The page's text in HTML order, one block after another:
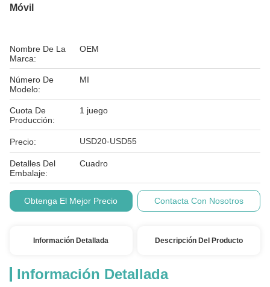
Móvil
Nombre De La
Marca:
OEM
Número De
Modelo:
MI
Cuota De
Producción:
1 juego
Precio: USD20-USD55
Detalles Del
Embalaje:
Cuadro
Condiciones De
Pago:Obtenga El Mejor Precio Contacta Con Nosotros
Información Detallada Descripción Del Producto
Información Detallada